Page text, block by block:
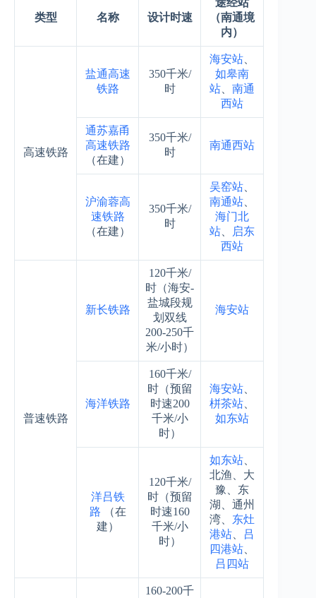
类型 名称 设计时速
（南通境
内）
高速铁路
盐通高速
铁路
350千米/
时
海安站
如皋南
站 、南通
西站
通苏嘉甬
高速铁路
（在建）
350千米/
时
南通西站
沪渝蓉高
速铁路
（在建）
350千米/
时
吴窑站
南通站
海门北
站
启东
西站
普速铁路
新长铁路
120千米/
时（海安-
盐城段规
划双线
200-250千
米/小时）
海安站
海洋铁路
160千米/
时（预留
时速200
千米/小
时）
海安站
栟茶站
如东站
洋吕铁
路 （在
建）
120千米/
时（预留
时速160
千米/小
时）
如东站
北渔、大
豫、东
湖、通州
湾、 东灶
港站
吕
四港站
吕四站
160-200千